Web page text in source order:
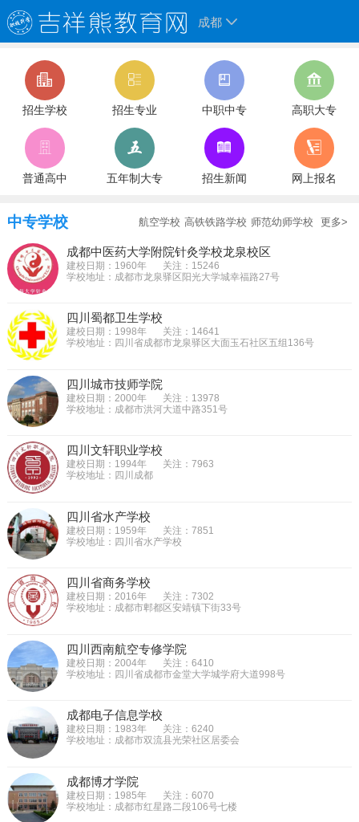
成都
招生学校 招生专业 中职中专 高职大专
普通高中 五年制大专 招生新闻 网上报名
中专学校 航空学校 高铁铁路学校 师范幼师学校 更多>
成都中医药大学附院针灸学校龙泉校区
建校日期：1960年
关注：15246
学校地址：成都市龙泉驿区阳光大学城幸福路27号
四川蜀都卫生学校
建校日期：1998年
关注：14641
学校地址：四川省成都市龙泉驿区大面玉石社区五组136号
四川城市技师学院
建校日期：2000年
关注：13978
学校地址：成都市洪河大道中路351号
四川文轩职业学校
建校日期：1994年
关注：7963
学校地址：四川成都
四川省水产学校
建校日期：1959年
关注：7851
学校地址：四川省水产学校
四川省商务学校
建校日期：2016年
关注：7302
学校地址：成都市郫都区安靖镇下街33号
四川西南航空专修学院
建校日期：2004年
关注：6410
学校地址：四川省成都市金堂大学城学府大道998号
成都电子信息学校
建校日期：1983年
关注：6240
学校地址：成都市双流县光荣社区居委会
成都博才学院
建校日期：1985年
关注：6070
学校地址：成都市红星路二段106号七楼